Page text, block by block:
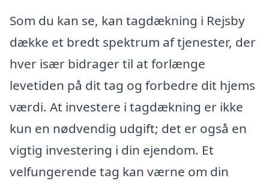
Som du kan se, kan tagdækning i Rejsby
dække et bredt spektrum af tjenester, der
hver især bidrager til at forlænge
levetiden på dit tag og forbedre dit hjems
værdi. At investere i tagdækning er ikke
kun en nødvendig udgift; det er også en
vigtig investering i din ejendom. Et
velfungerende tag kan værne om din